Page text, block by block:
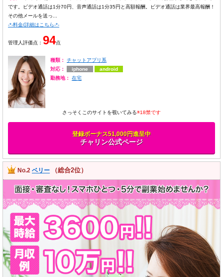
です。ビデオ通話は1分70円、音声通話は1分35円と高額報酬。ビデオ通話は業界最高報酬！
その他メールを送っ...
-*-料金/詳細はこちら-*-
管理人評価点： 94点
種類：
チャットアプリ系
対応：
iphone
android
勤務地：
在宅
さっそくこのサイトを覗いてみる※18禁です
登録ボーナス51,000円進呈中
チャリン公式ページ
No.2 ベリー （総合2位）